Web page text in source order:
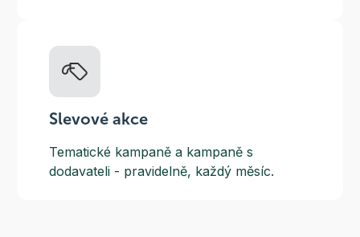
Slevové akce
Tematické kampaně a kampaně s
dodavateli - pravidelně, každý měsíc.